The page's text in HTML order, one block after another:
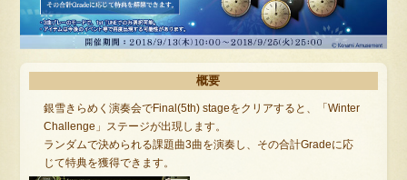
概要
銀雪きらめく演奏会でFinal(5th) stageをクリアすると、「Winter
Challenge」ステージが出現します。
ランダムで決められる課題曲3曲を演奏し、その合計Gradeに応
じて特典を獲得できます。